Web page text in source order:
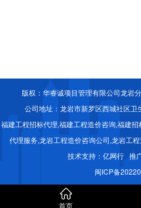
版权：华睿诚项目管理有限公司龙岩
公司地址：龙岩市新罗区西城社区
福建工程招标代理,福建工程造价咨询,福建
代理服务,龙岩工程造价咨询公司,龙岩工
技术支持： 亿网行 推
闽ICP备

首页